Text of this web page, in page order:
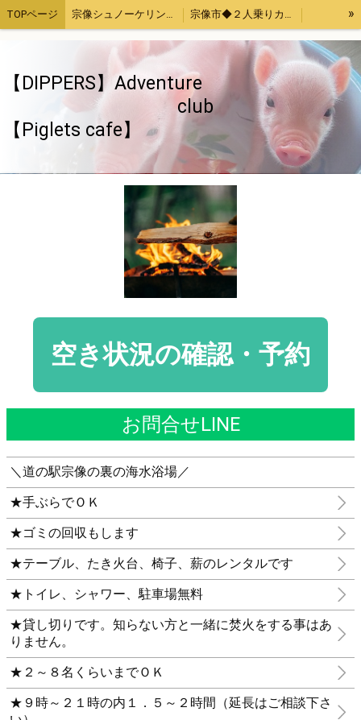
TOPページ 宗像シュノーケリング・カヤック体験 宗像市◆２人乗りカヤックレンタル
宗像魚突き・取ったどー！体験 宗像SUP（サップ）体験
宗像手ぶらでバーベキューセットレンタル４時間 福津市アジ釣り体験
福岡、熊本、大分出発。綺麗でいい波の宮崎へサーフトリップ
ストレス発散！上司の顔にお茶をぶっかける！あの爽快感を再び～again～
旅のお供いたします 特定商取引法表記
»
【DIPPERS】Adventure
club
【Piglets cafe】
空き状況の確認・予約
お問合せLINE
＼道の駅宗像の裏の海水浴場／
★手ぶらでＯＫ
★ゴミの回収もします
★テーブル、たき火台、椅子、薪のレンタルです
★トイレ、シャワー、駐車場無料
★貸し切りです。知らない方と一緒に焚火をする事はあ
りません。
★２～８名くらいまでＯＫ
★９時～２１時の内１．５～２時間（延長はご相談下さ